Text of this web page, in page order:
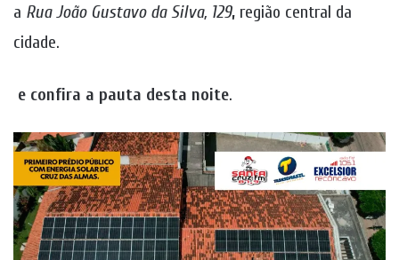
a Rua João Gustavo da Silva, 129, região central da
cidade.
e confira a pauta desta noite.